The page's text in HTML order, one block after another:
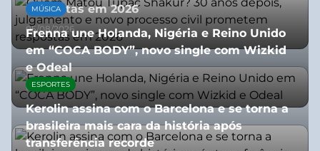
respostas em 2026
05/08/2026
MÚSICA
Frenna une Holanda, Nigéria e Reino Unido
em “COCA BODY”, novo single com Wizkid
e Odeal
07/07/2026
ESPORTES
Kerolin assina com o Barcelona e se torna a
brasileira mais cara da história após
transferência recorde